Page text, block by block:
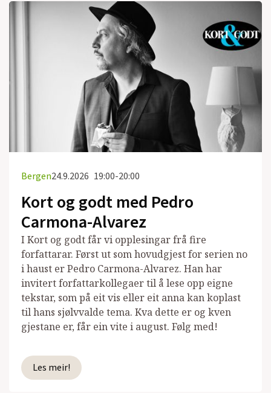
Bergen24.9.2026 19:00-20:00
Kort og godt med Pedro
Carmona-Alvarez
I Kort og godt får vi opplesingar frå fire
forfattarar. Først ut som hovudgjest for serien no
i haust er Pedro Carmona-Alvarez. Han har
invitert forfattarkollegaer til å lese opp eigne
tekstar, som på eit vis eller eit anna kan koplast
til hans sjølvvalde tema. Kva dette er og kven
gjestane er, får ein vite i august. Følg med!
Les meir!